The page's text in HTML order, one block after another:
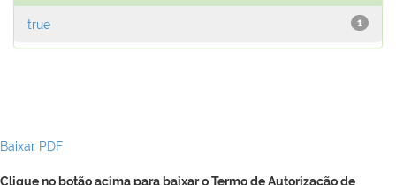
1
true
Baixar PDF
Clique no botão acima para baixar o Termo de Autorização de